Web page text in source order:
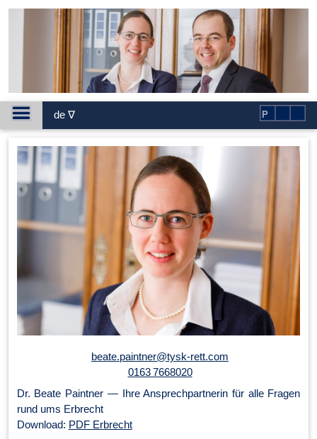
de ∇ P
beate.paintner@tysk-rett.com
0163 7668020
Dr. Beate Paintner — Ihre An­sprech­part­ner­in für alle Fragen
rund ums Erbrecht
Download: PDF Erbrecht